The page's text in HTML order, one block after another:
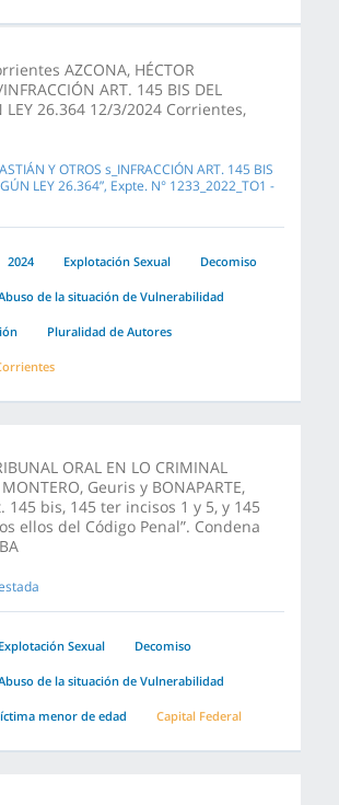
AZCONA, HÉCTOR
ART. 145 BIS DEL
LEY 26.364 12/3/2024 Corrientes,
Y OTROS s_INFRACCIÓN ART. 145 BIS
LEY 26.364”, Expte. N° 1233_2022_TO1 -
2024 Explotación Sexual Decomiso
de la situación de Vulnerabilidad
Pluralidad de Autores
ORAL EN LO CRIMINAL
Geuris y BONAPARTE,
bis, 145 ter incisos 1 y 5, y 145
ellos del Código Penal”. Condena
Explotación Sexual Decomiso
de la situación de Vulnerabilidad
menor de edad Capital Federal